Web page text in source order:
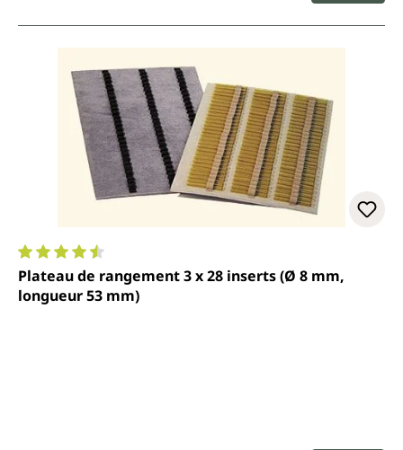
Note moyenne de 4.6 sur 5 étoiles
Plateau de rangement 3 x 28 inserts (Ø 8 mm,
longueur 53 mm)